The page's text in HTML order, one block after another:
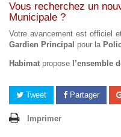
Vous recherchez un
Municipale ?
Votre avancement est officiel
Gardien Principal pour la
Habimat propose l’ensemble
Tweet Partager
Imprimer